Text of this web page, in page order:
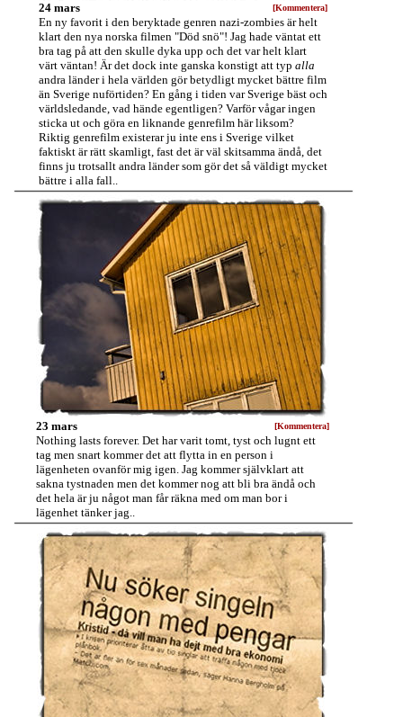
24 mars [Kommentera]
En ny favorit i den beryktade genren nazi-zombies är helt
klart den nya norska filmen "Död snö"! Jag hade väntat ett
bra tag på att den skulle dyka upp och det var helt klart
värt väntan! Är det dock inte ganska konstigt att typ alla
andra länder i hela världen gör betydligt mycket bättre film
än Sverige nuförtiden? En gång i tiden var Sverige bäst och
världsledande, vad hände egentligen? Varför vågar ingen
sticka ut och göra en liknande genrefilm här liksom?
Riktig genrefilm existerar ju inte ens i Sverige vilket
faktiskt är rätt skamligt, fast det är väl skitsamma ändå, det
finns ju trotsallt andra länder som gör det så väldigt mycket
bättre i alla fall..
23 mars [Kommentera]
Nothing lasts forever. Det har varit tomt, tyst och lugnt ett
tag men snart kommer det att flytta in en person i
lägenheten ovanför mig igen. Jag kommer självklart att
sakna tystnaden men det kommer nog att bli bra ändå och
det hela är ju något man får räkna med om man bor i
lägenhet tänker jag..